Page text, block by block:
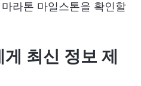
라톤 마일스톤을 확인할
최신 정보 제